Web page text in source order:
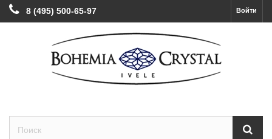
Войти
8 (495) 500-65-97